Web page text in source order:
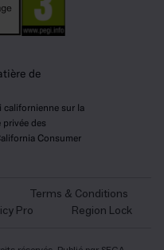
de
californienne sur la
des
Consumer
Terms & Conditions
Pro Region Lock